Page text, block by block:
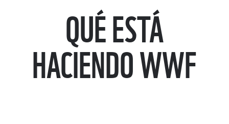
QUÉ ESTÁ
HACIENDO WWF